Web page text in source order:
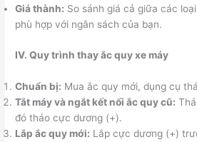
Giá thành: So sánh giá cả giữa các
phù hợp với ngân sách của bạn.
IV. Quy trình thay ắc quy xe máy
Chuẩn bị: Mua ắc quy mới, dụng cụ
Tắt máy và ngắt kết nối ắc quy cũ:
đó tháo cực dương (+).
Lắp ắc quy mới: Lắp cực dương (+)